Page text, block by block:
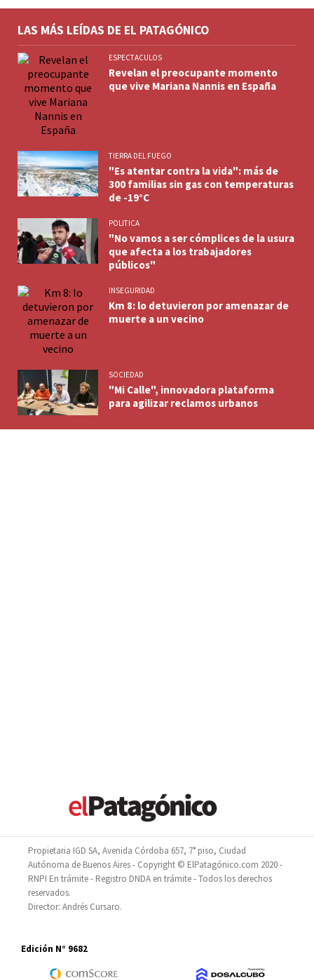
LAS MÁS LEÍDAS DE EL PATAGÓNICO
ESPECTACULOS
Revelan el preocupante momento
que vive Mariana Nannis en España
TIERRA DEL FUEGO
"Es atentar contra la vida": más de
300 familias sin gas con temperaturas
de -19°C
POLITICA
"No vamos a ser cómplices de la usura
que afecta a los trabajadores
públicos"
INSEGURIDAD
Km 8: lo detuvieron por amenazar de
muerte a un vecino
SOCIEDAD
"Mi Calle", innovadora plataforma
para agilizar reclamos urbanos
Propietaria IGD SA, Avenida Córdoba 657, 7° piso, Ciudad
Autónoma de Buenos Aires - Copyright © ElPatagónico.com 2020 -
RNPI En trámite - Registro DNDA en trámite - Todos los derechos
reservados.
Director: Andrés Cursaro.
Edición N° 9682